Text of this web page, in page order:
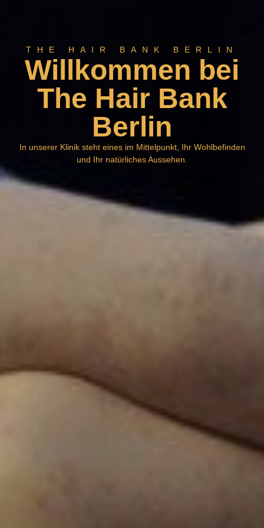
THE HAIR BANK BERLIN
Willkommen bei
The Hair Bank
Berlin
In unserer Klinik steht eines im Mittelpunkt, Ihr Wohlbefinden
und Ihr natürliches Aussehen.